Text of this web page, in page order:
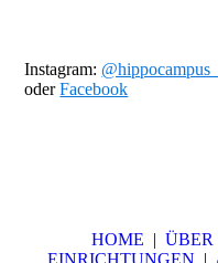
Instagram:
oderFacebook
HOME | ÜBER
EINRICHTUNGEN |